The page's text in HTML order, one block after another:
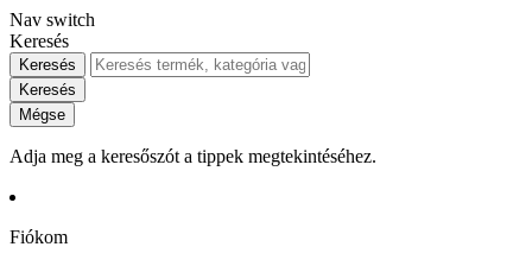
Nav switch
Keresés
Keresés
Keresés
Mégse
Adja meg a keresőszót a tippek megtekintéséhez.
Fiókom